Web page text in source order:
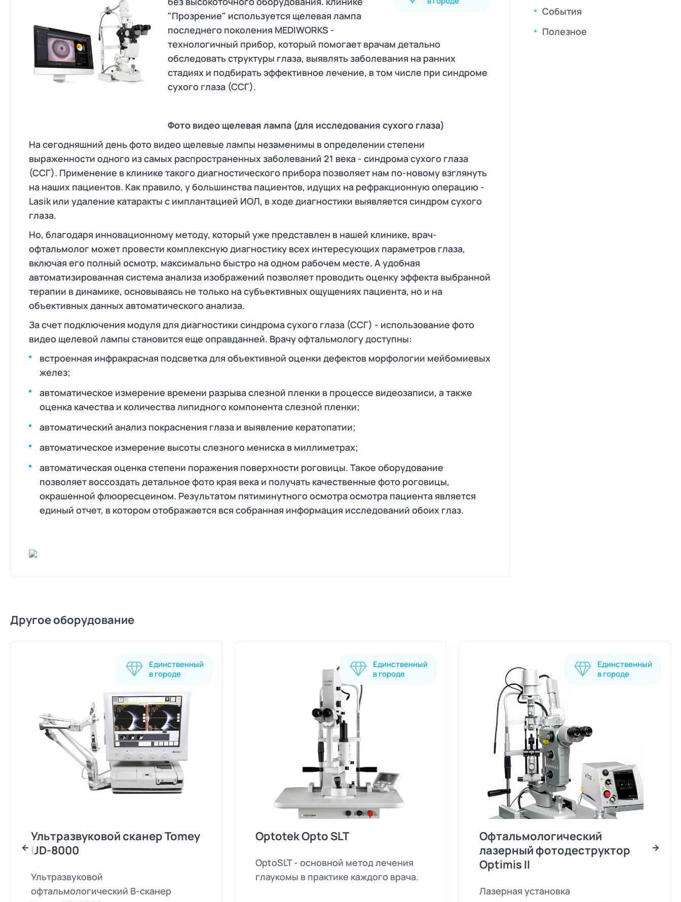
Детская офтальмология
Лазерная коррекция зрения
Удаление катаракты с заменой
ИОЛ в Ульяновске
Коррекция зрения после 45 лет
Лечение глаукомы
Ортокератология (Ночные линзы)
Интравитреальные инъекции
(При лечении ВМД)
Микроинвазивная витрэктомия
Реконструкция век у
"Прозрение" используется щелевая лампа
последнего поколения MEDIWORKS -
технологичный прибор, который помогает врачам детально
обследовать структуры глаза, выявлять заболевания на ранних
стадиях и подбирать эффективное лечение, в том числе при синдроме
сухого глаза (ССГ).
Фото видео щелевая лампа (для исследования сухого глаза)
На сегодняшний день фото видео щелевые лампы незаменимы в определении степени
выраженности одного из самых распространенных заболеваний 21 века - синдрома сухого глаза
(ССГ). Применение в клинике такого диагностического прибора позволяет нам по-новому взглянуть
на наших пациентов. Как правило, у большинства пациентов, идущих на рефракционную операцию -
Lasik или удаление катаракты с имплантацией ИОЛ, в ходе диагностики выявляется синдром сухого
глаза.
Но, благодаря инновационному методу, который уже представлен в нашей клинике, врач-
офтальмолог может провести комплексную диагностику всех интересующих параметров глаза,
включая его полный осмотр, максимально быстро на одном рабочем месте. А удобная
автоматизированная система анализа изображений позволяет проводить оценку эффекта выбранной
терапии в динамике, основываясь не только на субъективных ощущениях пациента, но и на
объективных данных автоматического анализа.
За счет подключения модуля для диагностики синдрома сухого глаза (ССГ) - использование фото
видео щелевой лампы становится еще оправданней. Врачу офтальмологу доступны:
встроенная инфракрасная подсветка для объективной оценки дефектов морфологии мейбомиевых
желез;
автоматическое измерение времени разрыва слезной пленки в процессе видеозаписи, а также
оценка качества и количества липидного компонента слезной пленки;
автоматический анализ покраснения глаза и выявление кератопатии;
автоматическое измерение высоты слезного мениска в миллиметрах;
автоматическая оценка степени поражения поверхности роговицы. Такое оборудование
позволяет воссоздать детальное фото края века и получать качественные фото роговицы,
окрашенной флюоресцеином. Результатом пятиминутного осмотра осмотра пациента является
единый отчет, в котором отображается вся собранная информация исследований обоих глаз.
События
Полезное
Другое оборудование
Единственный
в городе
Ультразвуковой сканер Tomey
UD-8000
Ультразвуковой
офтальмологический B-сканер
Единственный
в городе
Optotek Opto SLT
OptoSLT - основной метод лечения
глаукомы в практике каждого врача.
Единственный
в городе
Офтальмологический
лазерный фотодеструктор
Optimis II
Лазерная установка